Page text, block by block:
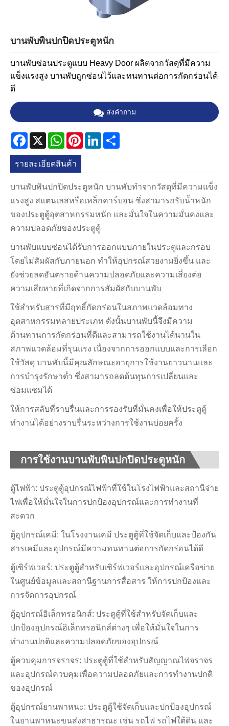
บานพับพินปกปิดประตูหนัก
บานพับซ่อนประตูแบบ Heavy Door ผลิตจากวัสดุที่มีความ
แข็งแรงสูง บานพับถูกซ่อนไว้และทนทานต่อการกัดกร่อนได้
ดี
ส่งคำถาม
Facebook
X WhatsApp
PinterestLinkedIn
รายละเอียดสินค้า
บานพับพินปกปิดประตูหนัก บานพับทำจากวัสดุที่มีความแข็ง
แรงสูง สแตนเลสหรือเหล็กคาร์บอน ซึ่งสามารถรับน้ำหนัก
ของประตูตู้อุตสาหกรรมหนัก และมั่นใจในความมั่นคงและ
ความปลอดภัยของประตูตู้
บานพับแบบซ่อนได้รับการออกแบบภายในประตูและกรอบ
โดยไม่สัมผัสกับภายนอก ทำให้อุปกรณ์สวยงามยิ่งขึ้น และ
ยังช่วยลดอันตรายด้านความปลอดภัยและความเสี่ยงต่อ
ความเสียหายที่เกิดจากการสัมผัสกับบานพับ
ใช้สำหรับสารที่มีฤทธิ์กัดกร่อนในสภาพแวดล้อมทาง
อุตสาหกรรมหลายประเภท ดังนั้นบานพับนี้จึงมีความ
ต้านทานการกัดกร่อนที่ดีและสามารถใช้งานได้นานใน
สภาพแวดล้อมที่รุนแรง เนื่องจากการออกแบบและการเลือก
ใช้วัสดุ บานพับนี้มีคุณลักษณะอายุการใช้งานยาวนานและ
การบำรุงรักษาต่ำ ซึ่งสามารถลดต้นทุนการเปลี่ยนและ
ซ่อมแซมได้
ให้การสลับที่ราบรื่นและการรองรับที่มั่นคงเพื่อให้ประตูตู้
ทำงานได้อย่างราบรื่นระหว่างการใช้งานบ่อยครั้ง
การใช้งานบานพับพินปกปิดประตูหนัก
ตู้ไฟฟ้า: ประตูตู้อุปกรณ์ไฟฟ้าที่ใช้ในโรงไฟฟ้าและสถานีจ่าย
ไฟเพื่อให้มั่นใจในการปกป้องอุปกรณ์และการทำงานที่
สะดวก
ตู้อุปกรณ์เคมี: ในโรงงานเคมี ประตูตู้ที่ใช้จัดเก็บและป้องกัน
สารเคมีและอุปกรณ์มีความทนทานต่อการกัดกร่อนได้ดี
ตู้เซิร์ฟเวอร์: ประตูตู้สำหรับเซิร์ฟเวอร์และอุปกรณ์เครือข่าย
ในศูนย์ข้อมูลและสถานีฐานการสื่อสาร ให้การปกป้องและ
การจัดการอุปกรณ์
ตู้อุปกรณ์อิเล็กทรอนิกส์: ประตูตู้ที่ใช้สำหรับจัดเก็บและ
ปกป้องอุปกรณ์อิเล็กทรอนิกส์ต่างๆ เพื่อให้มั่นใจในการ
ทำงานปกติและความปลอดภัยของอุปกรณ์
ตู้ควบคุมการจราจร: ประตูตู้ที่ใช้สำหรับสัญญาณไฟจราจร
และอุปกรณ์ควบคุมเพื่อความปลอดภัยและการทำงานปกติ
ของอุปกรณ์
ตู้อุปกรณ์ยานพาหนะ: ประตูตู้ใช้จัดเก็บและปกป้องอุปกรณ์
ในยานพาหนะขนส่งสาธารณะ เช่น รถไฟ รถไฟใต้ดิน และ